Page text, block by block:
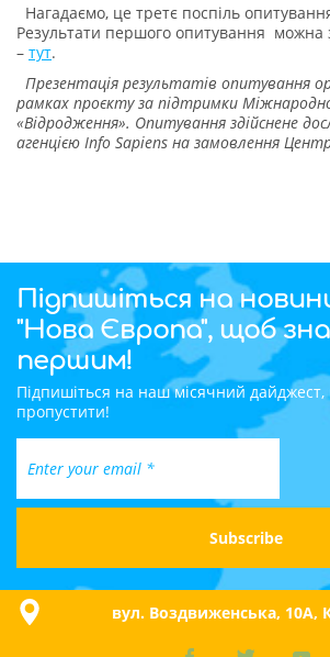
Нагадаємо, це третє поспіль
Результати першого опитування можна
– тут.
Презентація результатів опитування
рамках проєкту за підтримки
«Відродження». Опитування здійснене
агенцією Info Sapiens на замовлення
Підпишіться на
"Нова Європа", щоб
першим!
Підпишіться на наш місячний
пропустити!
вул. Воздвиженська, 10A,